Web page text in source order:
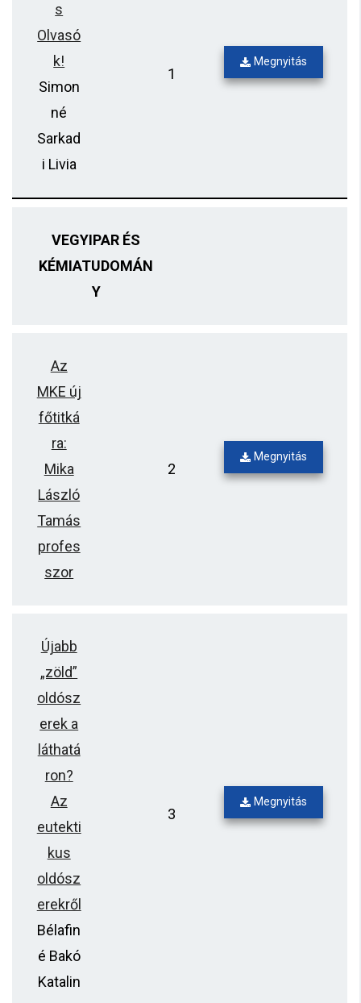
s
Olvasó
k!
Simon
né
Sarkad
i Livia
1
Megnyitás
VEGYIPAR ÉS
KÉMIATUDOMÁN
Y
Az
MKE új
főtitká
ra:
Mika
László
Tamás
profes
szor
2
Megnyitás
Újabb
„zöld”
oldósz
erek a
láthatá
ron?
Az
eutekti
kus
oldósz
erekről
Bélafin
é Bakó
Katalin
3
Megnyitás